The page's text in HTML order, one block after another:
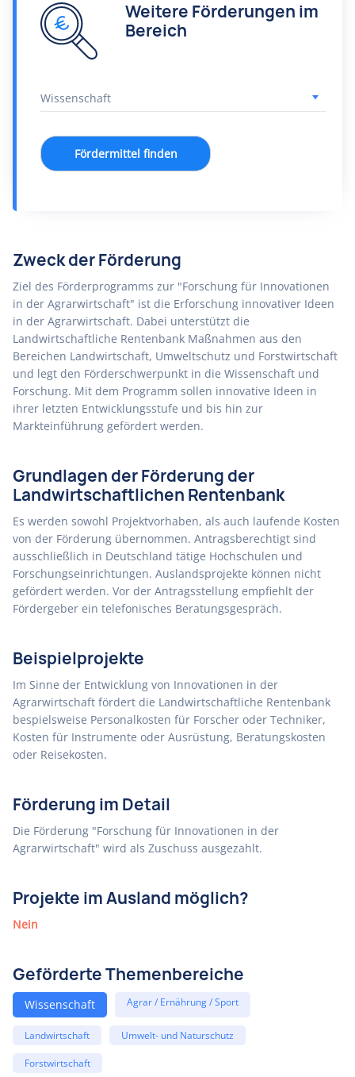
Weitere Förderungen im
Bereich
Fördermittel finden
Zweck der Förderung
Ziel des Förderprogramms zur "Forschung für Innovationen
in der Agrarwirtschaft" ist die Erforschung innovativer Ideen
in der Agrarwirtschaft. Dabei unterstützt die
Landwirtschaftliche Rentenbank Maßnahmen aus den
Bereichen Landwirtschaft, Umweltschutz und Forstwirtschaft
und legt den Förderschwerpunkt in die Wissenschaft und
Forschung. Mit dem Programm sollen innovative Ideen in
ihrer letzten Entwicklungsstufe und bis hin zur
Markteinführung gefördert werden.
Grundlagen der Förderung der
Landwirtschaftlichen Rentenbank
Es werden sowohl Projektvorhaben, als auch laufende Kosten
von der Förderung übernommen. Antragsberechtigt sind
ausschließlich in Deutschland tätige Hochschulen und
Forschungseinrichtungen. Auslandsprojekte können nicht
gefördert werden. Vor der Antragsstellung empfiehlt der
Fördergeber ein telefonisches Beratungsgespräch.
Beispielprojekte
Im Sinne der Entwicklung von Innovationen in der
Agrarwirtschaft fördert die Landwirtschaftliche Rentenbank
bespielsweise Personalkosten für Forscher oder Techniker,
Kosten für Instrumente oder Ausrüstung, Beratungskosten
oder Reisekosten.
Förderung im Detail
Die Förderung "Forschung für Innovationen in der
Agrarwirtschaft" wird als Zuschuss ausgezahlt.
Projekte im Ausland möglich?
Nein
Geförderte Themenbereiche
Wissenschaft Agrar / Ernährung / Sport
Landwirtschaft Umwelt- und Naturschutz
Forstwirtschaft